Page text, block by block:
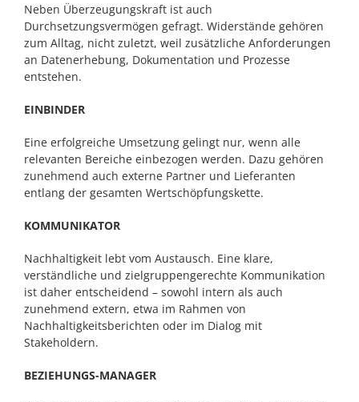
Neben Überzeugungskraft ist auch
Durchsetzungsvermögen gefragt. Widerstände gehören
zum Alltag, nicht zuletzt, weil zusätzliche Anforderungen
an Datenerhebung, Dokumentation und Prozesse
entstehen.
EINBINDER
Eine erfolgreiche Umsetzung gelingt nur, wenn alle
relevanten Bereiche einbezogen werden. Dazu gehören
zunehmend auch externe Partner und Lieferanten
entlang der gesamten Wertschöpfungskette.
KOMMUNIKATOR
Nachhaltigkeit lebt vom Austausch. Eine klare,
verständliche und zielgruppengerechte Kommunikation
ist daher entscheidend – sowohl intern als auch
zunehmend extern, etwa im Rahmen von
Nachhaltigkeitsberichten oder im Dialog mit
Stakeholdern.
BEZIEHUNGS-MANAGER